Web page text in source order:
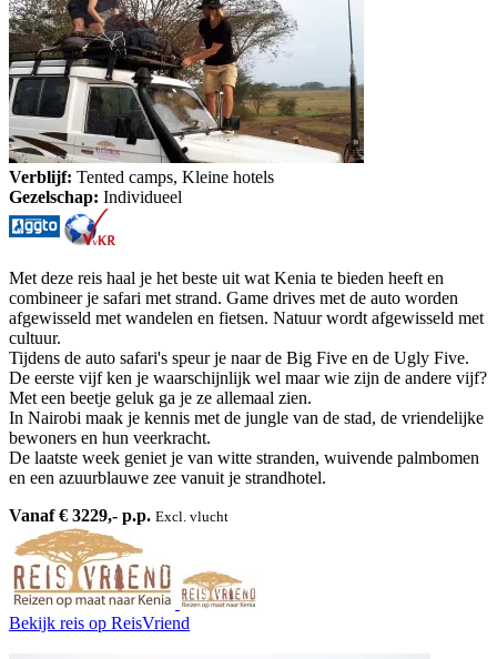
Verblijf: Tented camps, Kleine hotels
Gezelschap: Individueel
Met deze reis haal je het beste uit wat Kenia te bieden heeft en
combineer je safari met strand. Game drives met de auto worden
afgewisseld met wandelen en fietsen. Natuur wordt afgewisseld met
cultuur.
Tijdens de auto safari's speur je naar de Big Five en de Ugly Five.
De eerste vijf ken je waarschijnlijk wel maar wie zijn de andere vijf?
Met een beetje geluk ga je ze allemaal zien.
In Nairobi maak je kennis met de jungle van de stad, de vriendelijke
bewoners en hun veerkracht.
De laatste week geniet je van witte stranden, wuivende palmbomen
en een azuurblauwe zee vanuit je strandhotel.
Vanaf € 3229,- p.p. Excl. vlucht
Bekijk reis op ReisVriend